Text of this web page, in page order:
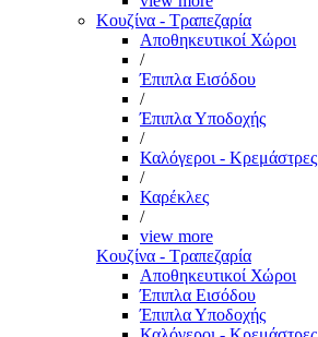
Κουζίνα - Τραπεζαρία
Αποθηκευτικοί Χώροι
/
Έπιπλα Εισόδου
/
Έπιπλα Υποδοχής
/
Καλόγεροι - Κρεμάστρες
/
Καρέκλες
/
view more
Κουζίνα - Τραπεζαρία
Αποθηκευτικοί Χώροι
Έπιπλα Εισόδου
Έπιπλα Υποδοχής